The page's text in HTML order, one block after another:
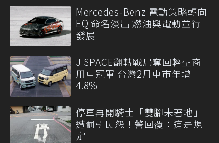
Mercedes-Benz 電動策略轉向
EQ 命名淡出 燃油與電動並行
發展
J SPACE翻轉戰局奪回輕型商
用車冠軍 台灣2月車市年增
4.8%
停車再開騎士「雙腳未著地」
遭罰引民怨！警回覆：這是規
定